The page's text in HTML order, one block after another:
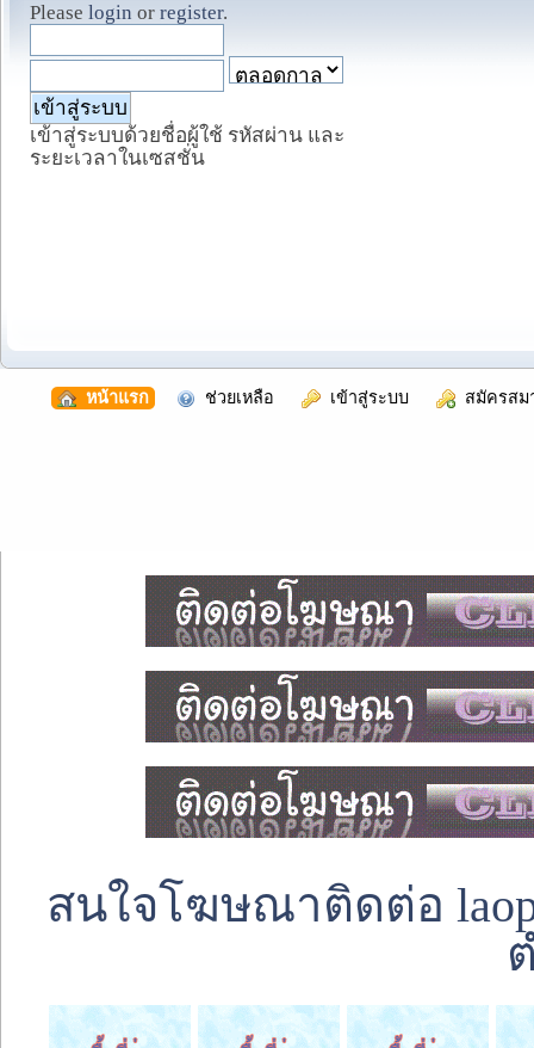
Please login or register.
เข้าสู่ระบบด้วยชื่อผู้ใช้ รหัสผ่าน และ
ระยะเวลาในเซสชั่น
หน้าแรก ช่วยเหลือ เข้าสู่ระบบ สมัครสม
สนใจโฆษณาติดต่อ